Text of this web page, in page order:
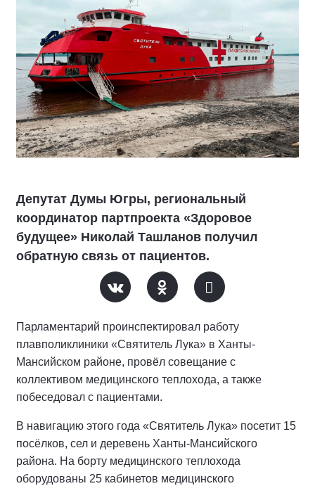
Депутат Думы Югры, региональный
координатор партпроекта «Здоровое
будущее» Николай Ташланов получил
обратную связь от пациентов.
Парламентарий проинспектировал работу
плавполиклиники «Святитель Лука» в Ханты-
Мансийском районе, провёл совещание с
коллективом медицинского теплохода, а также
побеседовал с пациентами.
В навигацию этого года «Святитель Лука» посетит 15
посёлков, сел и деревень Ханты-Мансийского
района. На борту медицинского теплохода
оборудованы 25 кабинетов медицинского